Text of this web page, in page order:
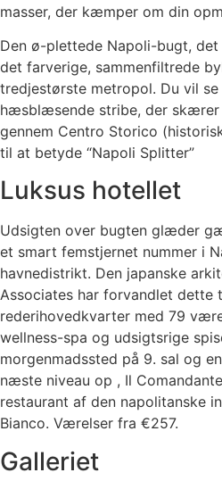
masser, der kæmper om din
Den ø-plettede Napoli-bugt,
det farverige, sammenfiltrede
tredjestørste metropol. Du vil
hæsblæsende stribe, der skærer
gennem Centro Storico
til at betyde “Napoli Splitter”
Luksus hotellet
Udsigten over bugten glæder
et smart femstjernet nummer i
havnedistrikt. Den japanske
Associates har forvandlet dette
rederihovedkvarter med 79
wellness-spa og udsigtsrige
morgenmadssted på 9. sal og
næste niveau op , Il
restaurant af den napolitanske
Bianco. Værelser fra €257.
Galleriet